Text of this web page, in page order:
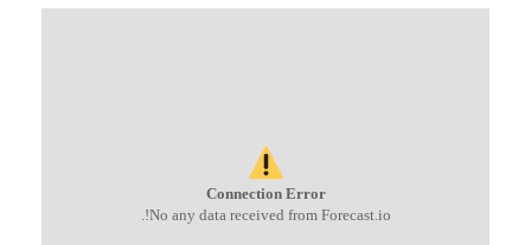
Connection Error
No any data received from Forecast.io!.